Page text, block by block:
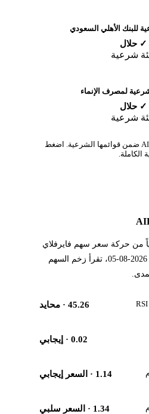
للبنك الأهلي السعودي
✓ حلال
شرعية
لمصرف الإنماء
✓ حلال
شرعية
صنفت هذه الهيئات سهم AIFF ضمن قوائمها الشرعية. اضغط
الكاملة.
من حركة سعر سهم فايرفلاي
نيوروساينس (AIFF) حتى 2026-08-05، تقرأ زخم السهم
45.26· محايد
0.02· إيجابي
1.14· السعر إيجابي
1.34· السعر سلبي